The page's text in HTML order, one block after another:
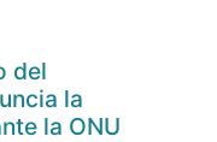
del
la
la ONU